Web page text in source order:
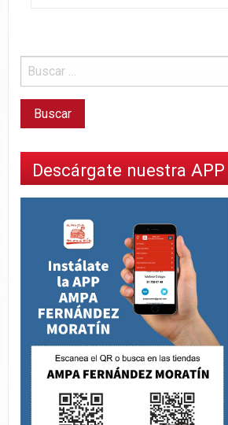
Descárgate nuestra APP